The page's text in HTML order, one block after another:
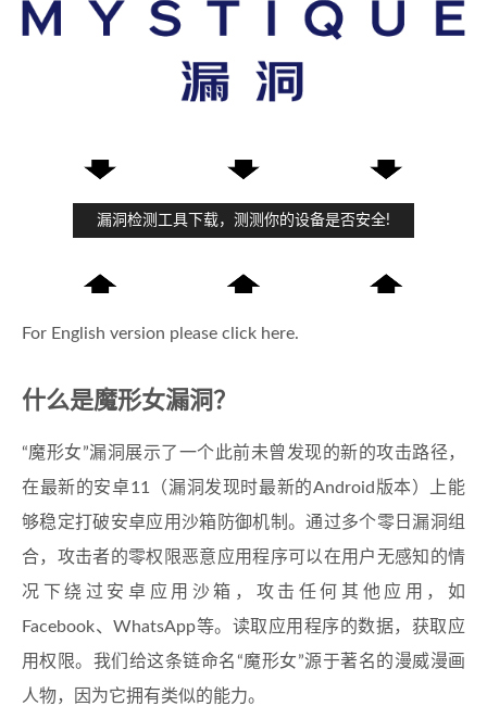
漏洞检测工具下载，测测你的设备是否安全!
For English version please click here.
什么是魔形女漏洞？
“魔形女”漏洞展示了一个此前未曾发现的新的攻击路径，
在最新的安卓11（漏洞发现时最新的Android版本）上能
够稳定打破安卓应用沙箱防御机制。通过多个零日漏洞组
合，攻击者的零权限恶意应用程序可以在用户无感知的情
况下绕过安卓应用沙箱，攻击任何其他应用，如
Facebook、WhatsApp等。读取应用程序的数据，获取应
用权限。我们给这条链命名“魔形女”源于著名的漫威漫画
人物，因为它拥有类似的能力。